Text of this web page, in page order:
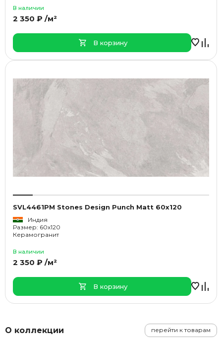
О коллекции перейти к товарам
В наличии
2 350 ₽ /м²
В корзину
SVL4461PM Stones Design Punch Matt 60x120
Индия
Размер: 60x120
Керамогранит
В наличии
2 350 ₽ /м²
В корзину